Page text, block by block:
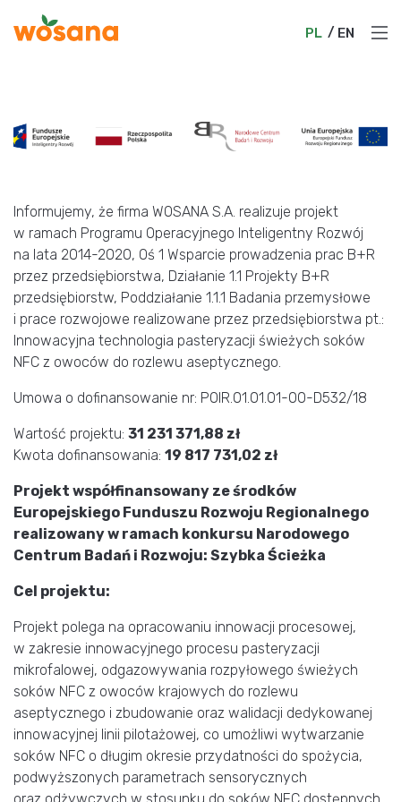
PL EN
PL EN
Produkty
Aktualności
Kariera
Zrównoważony rozwój
Katalog Produktów
Kontakt
Informujemy, że firma WOSANA S.A. realizuje projekt
w ramach Programu Operacyjnego Inteligentny Rozwój
na lata 2014-2020, Oś 1 Wsparcie prowadzenia prac B+R
przez przedsiębiorstwa, Działanie 1.1 Projekty B+R
przedsiębiorstw, Poddziałanie 1.1.1 Badania przemysłowe
i prace rozwojowe realizowane przez przedsiębiorstwa pt.:
Innowacyjna technologia pasteryzacji świeżych soków
NFC z owoców do rozlewu aseptycznego.
Umowa o dofinansowanie nr: POIR.01.01.01-00-D532/18
Wartość projektu: 31 231 371,88 zł
Kwota dofinansowania: 19 817 731,02 zł
Projekt współfinansowany ze środków
Europejskiego Funduszu Rozwoju Regionalnego
realizowany w ramach konkursu Narodowego
Centrum Badań i Rozwoju: Szybka Ścieżka
Cel projektu:
Projekt polega na opracowaniu innowacji procesowej,
w zakresie innowacyjnego procesu pasteryzacji
mikrofalowej, odgazowywania rozpyłowego świeżych
soków NFC z owoców krajowych do rozlewu
aseptycznego i zbudowanie oraz walidacji dedykowanej
innowacyjnej linii pilotażowej, co umożliwi wytwarzanie
soków NFC o długim okresie przydatności do spożycia,
podwyższonych parametrach sensorycznych